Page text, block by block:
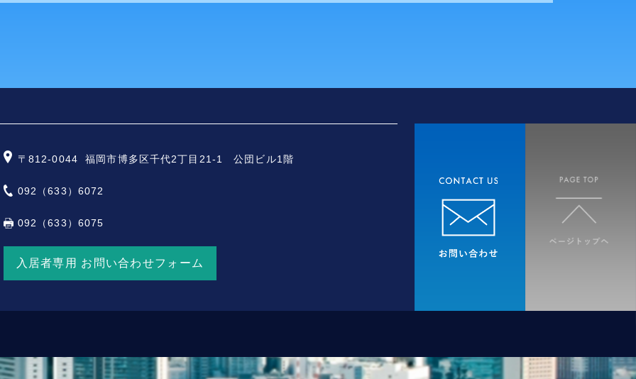
〒812-0044 福岡市博多区千代2丁目21-1 公団ビル1階
092（633）6072
092（633）6075
入居者専用 お問い合わせフォーム